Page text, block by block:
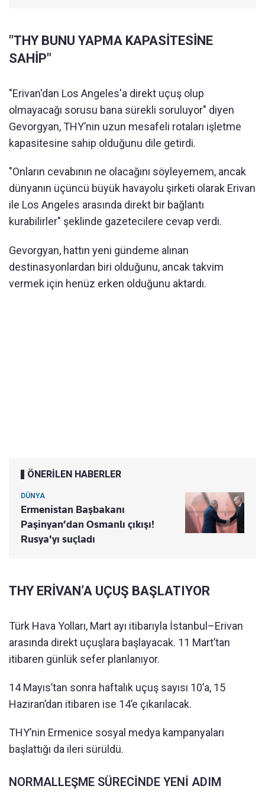
"THY BUNU YAPMA KAPASİTESİNE
SAHİP"
"Erivan'dan Los Angeles'a direkt uçuş olup
olmayacağı sorusu bana sürekli soruluyor" diyen
Gevorgyan, THY’nin uzun mesafeli rotaları işletme
kapasitesine sahip olduğunu dile getirdi.
"Onların cevabının ne olacağını söyleyemem, ancak
dünyanın üçüncü büyük havayolu şirketi olarak Erivan
ile Los Angeles arasında direkt bir bağlantı
kurabilirler" şeklinde gazetecilere cevap verdi.
Gevorgyan, hattın yeni gündeme alınan
destinasyonlardan biri olduğunu, ancak takvim
vermek için henüz erken olduğunu aktardı.
ÖNERİLEN HABERLER
DÜNYA
Ermenistan Başbakanı
Paşinyan’dan Osmanlı çıkışı!
Rusya'yı suçladı
THY ERİVAN’A UÇUŞ BAŞLATIYOR
Türk Hava Yolları, Mart ayı itibarıyla İstanbul–Erivan
arasında direkt uçuşlara başlayacak. 11 Mart’tan
itibaren günlük sefer planlanıyor.
14 Mayıs’tan sonra haftalık uçuş sayısı 10’a, 15
Haziran’dan itibaren ise 14’e çıkarılacak.
THY’nin Ermenice sosyal medya kampanyaları
başlattığı da ileri sürüldü.
NORMALLEŞME SÜRECİNDE YENİ ADIM